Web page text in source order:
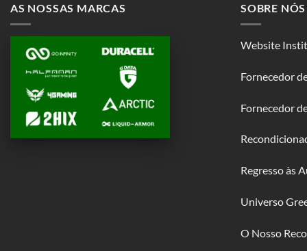
AS NOSSAS MARCAS SOBRE NÓS
Website
Fornecedor
Fornecedor
Regresso às
Universo
O Nosso